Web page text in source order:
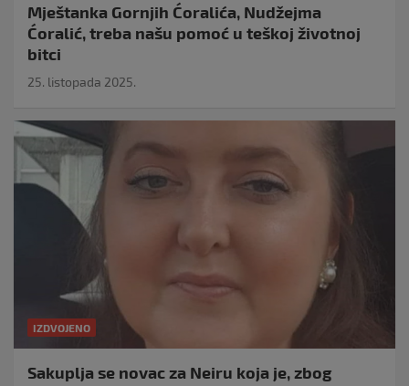
Mještanka Gornjih Ćoralića, Nudžejma
Ćoralić, treba našu pomoć u teškoj životnoj
bitci
25. listopada 2025.
IZDVOJENO
Sakuplja se novac za Neiru koja je, zbog